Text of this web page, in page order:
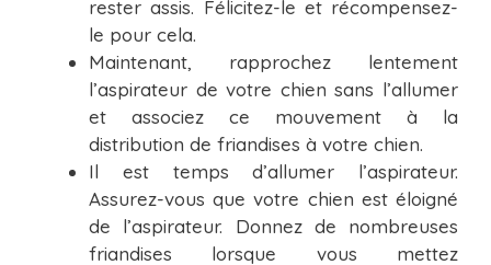
rester assis. Félicitez-le et récompensez-
le pour cela.
Maintenant, rapprochez lentement
l’aspirateur de votre chien sans l’allumer
et associez ce mouvement à la
distribution de friandises à votre chien.
Il est temps d’allumer l’aspirateur.
Assurez-vous que votre chien est éloigné
de l’aspirateur. Donnez de nombreuses
friandises lorsque vous mettez